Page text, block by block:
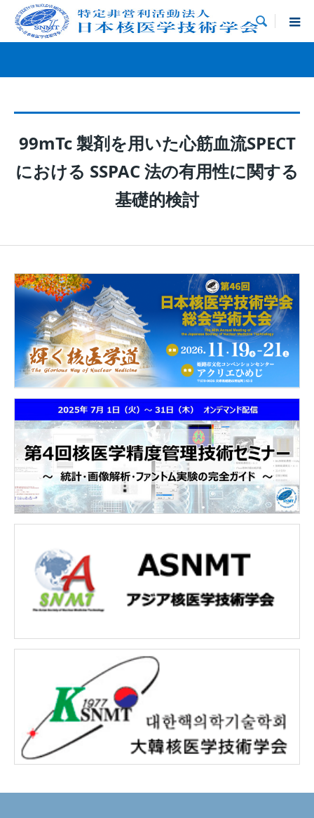

99mTc 製剤を用いた心筋血流SPECT
における SSPAC 法の有用性に関する
基礎的検討